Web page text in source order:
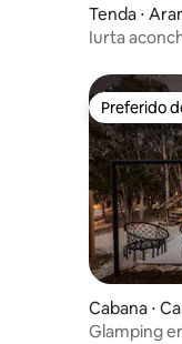
Tenda ⋅
Iurta
Preferido
Preferido
Cabana ⋅
Glamping